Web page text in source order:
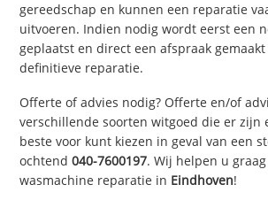
gereedschap en kunnen een reparatie
uitvoeren. Indien nodig wordt eerst een
geplaatst en direct een afspraak gemaakt
definitieve reparatie.
Offerte of advies nodig? Offerte en/of
verschillende soorten witgoed die er zijn
beste voor kunt kiezen in geval van een
ochtend040-7600197. Wij helpen u
wasmachine reparatie in Eindhoven!